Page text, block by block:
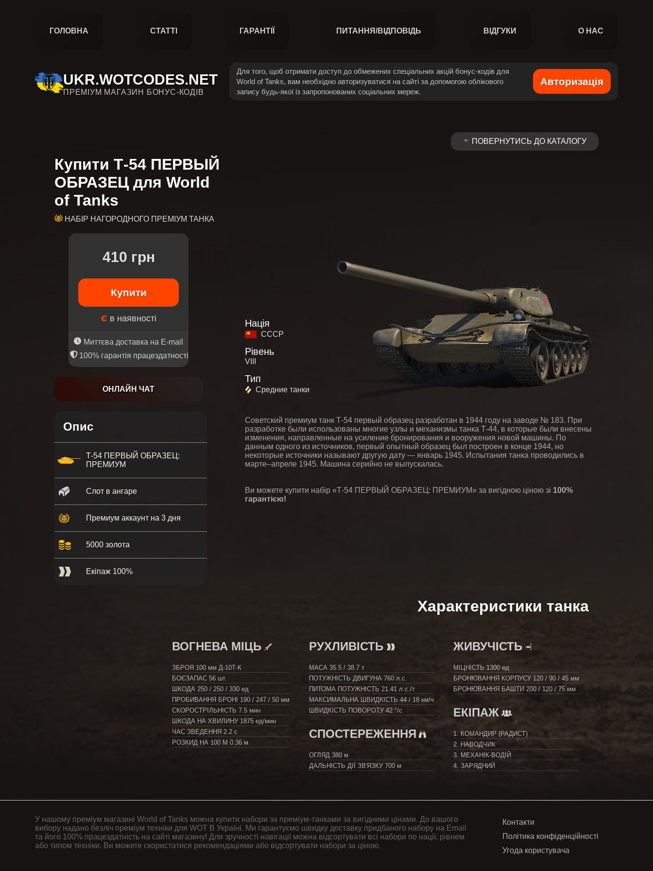
ГОЛОВНА СТАТТІ ГАРАНТІЇ ПИТАННЯ/ВІДПОВІДЬ ВІДГУКИ О НАС
UKR.WOTCODES.NET
ПРЕМІУМ МАГАЗИН БОНУС-КОДІВ
Для того, щоб отримати доступ до обмежених спеціальних акцій бонус-кодів для
World of Tanks, вам необхідно авторизуватися на сайті за допомогою облікового
запису будь-якої із запропонованих соціальних мереж.
Авторизація
ПОВЕРНУТИСЬ ДО КАТАЛОГУ
Купити Т-54 ПЕРВЫЙ
ОБРАЗЕЦ для World
of Tanks
НАБІР НАГОРОДНОГО ПРЕМІУМ ТАНКА
410 грн
Купити
Є в наявності
Миттєва доставка на E-mail
100% гарантія працездатності
ОНЛАЙН ЧАТ
Нація
СССР
Рівень
VIII
Тип
Средние танки
Опис
Т-54 ПЕРВЫЙ ОБРАЗЕЦ:
ПРЕМИУМ
Слот в ангаре
Премиум аккаунт на 3 дня
5000 золота
Екіпаж 100%
Советский премиум танк Т-54 первый образец разработан в 1944 году на заводе № 183. При
разработке были использованы многие узлы и механизмы танка Т-44, в которые были внесены
изменения, направленные на усиление бронирования и вооружения новой машины. По
данным одного из источников, первый опытный образец был построен в конце 1944, но
некоторые источники называют другую дату — январь 1945. Испытания танка проводились в
марте–апреле 1945. Машина серийно не выпускалась.
Ви можете купити набір «Т-54 ПЕРВЫЙ ОБРАЗЕЦ: ПРЕМИУМ» за вигідною ціною зі 100%
гарантією!
Характеристики танка
ВОГНЕВА МІЦЬ
ЗБРОЯ 100 мм Д-10Т-К
БОЄЗАПАС 56 шт.
ШКОДА 250 / 250 / 330 ед
ПРОБИВАННЯ БРОНІ 190 / 247 / 50 мм
СКОРОСТРІЛЬНІСТЬ 7.5 мин
ШКОДА НА ХВИЛИНУ 1875 ед/мин
ЧАС ЗВЕДЕННЯ 2.2 с
РОЗКИД НА 100 М 0.36 м
РУХЛИВІСТЬ
МАСА 35.5 / 38.7 т
ПОТУЖНІСТЬ ДВИГУНА 760 л.с.
ПИТОМА ПОТУЖНІСТЬ 21.41 л.с./т
МАКСИМАЛЬНА ШВИДКІСТЬ 44 / 18 км/ч
ШВИДКІСТЬ ПОВОРОТУ 42 °/с
СПОСТЕРЕЖЕННЯ
ОГЛЯД 380 м
ДАЛЬНІСТЬ ДІЇ ЗВ'ЯЗКУ 700 м
ЖИВУЧІСТЬ
МІЦНІСТЬ 1300 ед
БРОНЮВАННЯ КОРПУСУ 120 / 90 / 45 мм
БРОНЮВАННЯ БАШТИ 200 / 120 / 75 мм
ЕКІПАЖ
1. КОМАНДИР (РАДИСТ)
2. НАВОДЧИК
3. МЕХАНІК-ВОДІЙ
4. ЗАРЯДНИЙ
У нашому преміум магазині World of Tanks можна купити набори за преміум-танками за вигідними цінами. До вашого
вибору надано безліч преміум техніки для WOT В Україні. Ми гарантуємо швидку доставку придбаного набору на Email
та його 100% працездатність на сайті магазину! Для зручності навігації можна відсортувати всі набори по нації, рівнем
або типом техніки. Ви можете скористатися рекомендаціями або відсортувати набори за ціною.
Контакти
Політика конфіденційності
Угода користувача